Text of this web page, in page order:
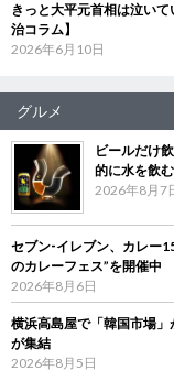
きっと大平元首相は泣い
治コラム】
2026年6月10日
グルメ
ビールだけ
的に水を飲
2026年8月7
セブン‐イレブン、カレー
のカレーフェス”を開催中
2026年8月6日
横浜高島屋で「韓国市場
が集結
2026年8月5日